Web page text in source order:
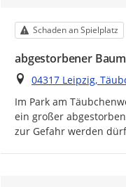
Kategorie
Schaden an Spielplatz
abgestorbener Baum
Ort
04317 Leipzig,
Im Park am
ein großer
zur Gefahr werden